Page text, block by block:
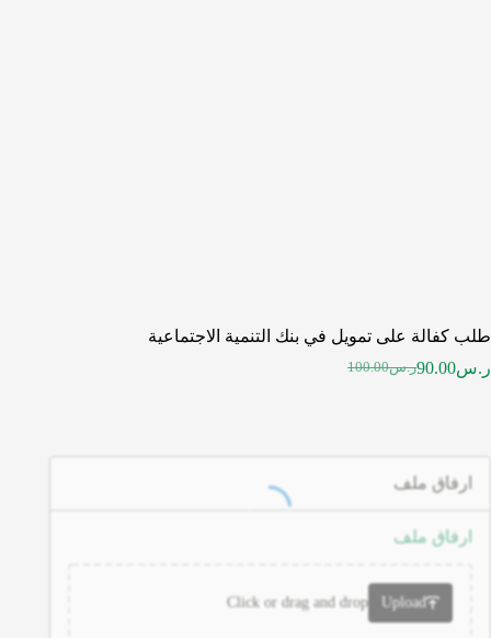
طلب كفالة على تمويل في بنك التنمية الاجتماعية
ر.س100.00 ر.س90.00
ارفاق ملف
ارفاق ملف
Upload
Click or drag and drop